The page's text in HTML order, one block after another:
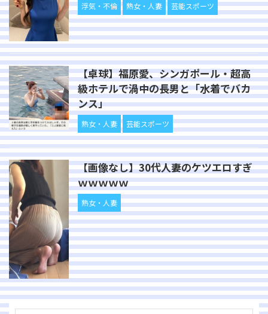
浮気・不倫 熟女・人妻 芸能スポーツ
【卓球】福原愛、シンガポール・超高
級ホテルで渦中の長男と「水着でバカ
ンス」
熟女・人妻 芸能スポーツ
【画像なし】30代人妻のケツエロすぎ
ｗｗｗｗｗ
熟女・人妻